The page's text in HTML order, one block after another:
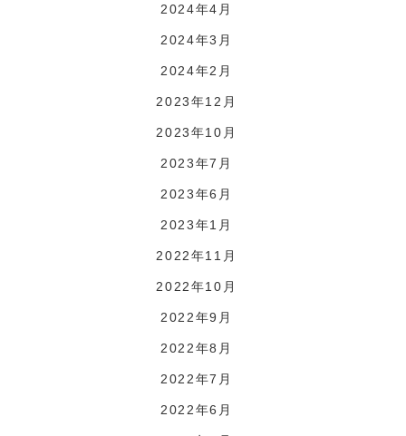
2024年4月
2024年3月
2024年2月
2023年12月
2023年10月
2023年7月
2023年6月
2023年1月
2022年11月
2022年10月
2022年9月
2022年8月
2022年7月
2022年6月